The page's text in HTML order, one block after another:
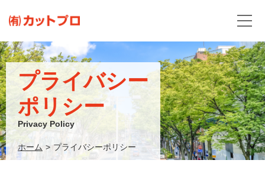
プライバシー
ポリシー
Privacy Policy
ホーム > プライバシーポリシー